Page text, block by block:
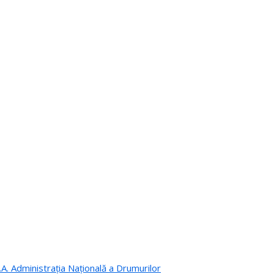
Administrația Națională a Drumurilor